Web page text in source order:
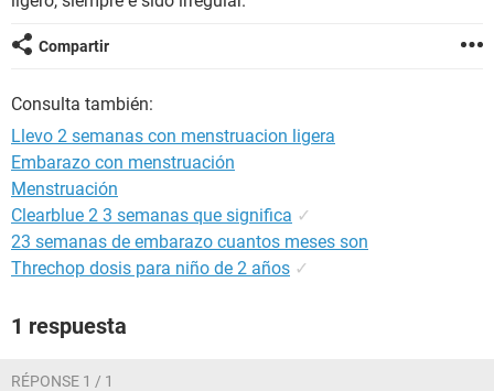
GLOSARIO
Compartir
Consulta también:
Llevo 2 semanas con menstruacion ligera
Embarazo con menstruación
Menstruación
Clearblue 2 3 semanas que significa ✓
23 semanas de embarazo cuantos meses son
Threchop dosis para niño de 2 años ✓
1 respuesta
RÉPONSE 1 / 1